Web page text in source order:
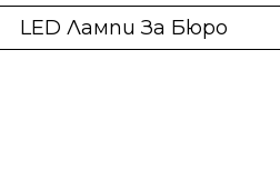
LED Лампи За Бюро